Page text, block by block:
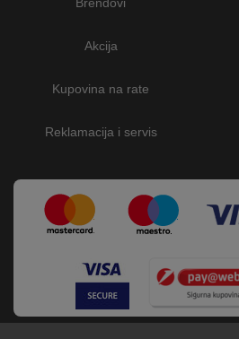
Akcija
Kupovina na rate
Reklamacija i servis